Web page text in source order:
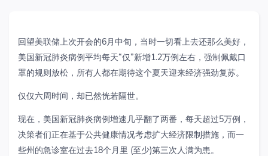
回望美联储上次开会的6月中旬，当时一切看上去还那么美好，
美国新冠肺炎病例平均每天“仅”新增1.2万例左右，强制佩戴口
罩的规则放松，所有人都在期待这个夏天迎来经济强劲复苏。
仅仅六周时间，却已然恍若隔世。
现在，美国新冠肺炎病例增速几乎翻了两番，每天超过5万例，
决策者们正在基于公共健康情况考虑扩大经济限制措施，而一
些州的急诊室在过去18个月里 (至少)第三次人满为患。